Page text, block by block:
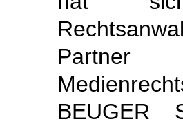
BEUGER